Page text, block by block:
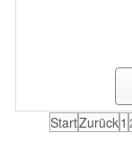
StartZurück1